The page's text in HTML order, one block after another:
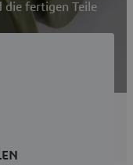
die fertigen Teile